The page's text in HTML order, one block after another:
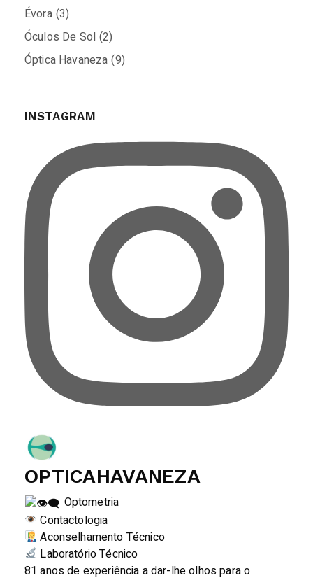
Évora (3)
Óculos De Sol (2)
Óptica Havaneza (9)
INSTAGRAM
OPTICAHAVANEZA
Optometria
Contactologia
Aconselhamento Técnico
Laboratório Técnico
81 anos de experiência a dar-lhe olhos para o